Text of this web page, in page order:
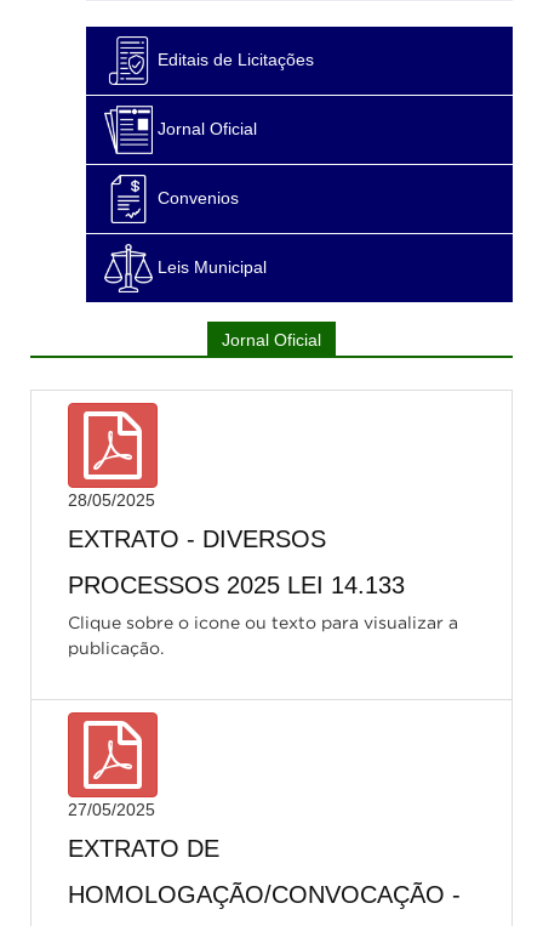
Editais de Licitações
Jornal Oficial
Convenios
Leis Municipal
Jornal Oficial
28/05/2025
EXTRATO - DIVERSOS
PROCESSOS 2025 LEI 14.133
Clique sobre o icone ou texto para visualizar a
publicação.
27/05/2025
EXTRATO DE
HOMOLOGAÇÃO/CONVOCAÇÃO -